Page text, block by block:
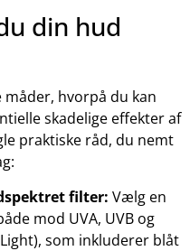
din hud
måder, hvorpå du kan
skadelige effekter af
praktiske råd, du nemt
filter: Vælg en
mod UVA, UVB og
som inkluderer blåt